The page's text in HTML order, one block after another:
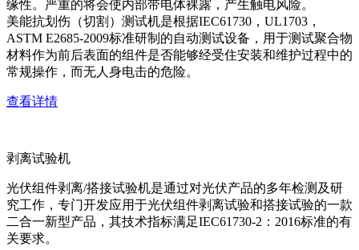
缘性。严重的将会使内部带电体裸露，产生触电风险。
美能抗划伤（切割）测试机是根据IEC61730，UL1703，
ASTM E2685-2009标准研制的自动测试设备，用于测试聚合物
材料作为前后表面的组件是否能够经受住安装和维护过程中的
常规操作，而无人身电击的危险。
查看详情
剥离试验机
光伏组件剥离/搭接试验机是通过对光伏产品的多年检测及研
究工作，专门开发应用于光伏组件剥离试验和搭接试验的一款
二合一新型产品，其技术指标满足IEC61730-2：2016标准的有
关要求。